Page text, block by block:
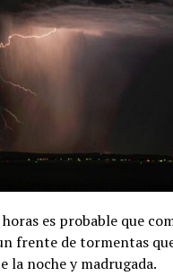
es probable que
frente de tormentas
la noche y madrugada.